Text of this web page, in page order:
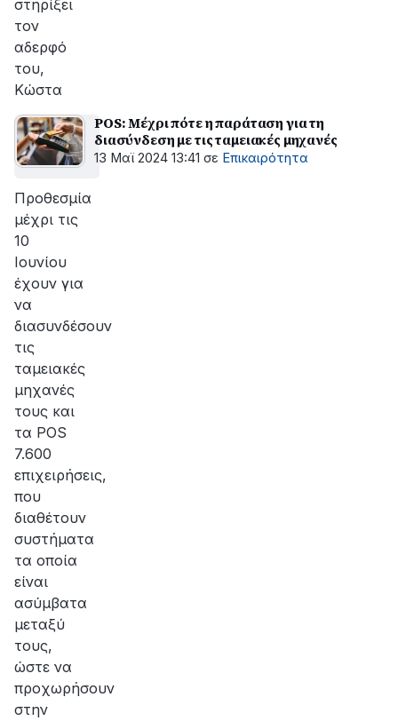
στηρίξει
τον
αδερφό
του,
Κώστα
POS: Μέχρι πότε η παράταση για τη
διασύνδεση με τις ταμειακές μηχανές
13 Μαϊ 2024 13:41 σε Επικαιρότητα
Προθεσμία
μέχρι τις
10
Ιουνίου
έχουν για
να
διασυνδέσουν
τις
ταμειακές
μηχανές
τους και
τα POS
7.600
επιχειρήσεις,
που
διαθέτουν
συστήματα
τα οποία
είναι
ασύμβατα
μεταξύ
τους,
ώστε να
προχωρήσουν
στην